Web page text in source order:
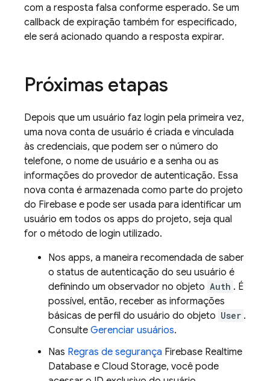
com a resposta falsa conforme esperado. Se um
callback de expiração também for especificado,
ele será acionado quando a resposta expirar.
Próximas etapas
Depois que um usuário faz login pela primeira vez,
uma nova conta de usuário é criada e vinculada
às credenciais, que podem ser o número do
telefone, o nome de usuário e a senha ou as
informações do provedor de autenticação. Essa
nova conta é armazenada como parte do projeto
do Firebase e pode ser usada para identificar um
usuário em todos os apps do projeto, seja qual
for o método de login utilizado.
Nos apps, a maneira recomendada de saber
o status de autenticação do seu usuário é
definindo um observador no objeto Auth . É
possível, então, receber as informações
básicas de perfil do usuário do objeto User .
Consulte Gerenciar usuários.
Nas Regras de segurança Firebase Realtime
Database e Cloud Storage, você pode